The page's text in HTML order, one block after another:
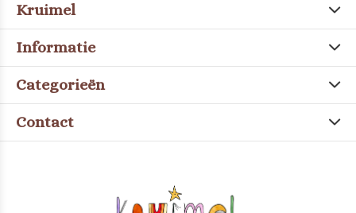
Kruimel
Informatie
Categorieën
Contact